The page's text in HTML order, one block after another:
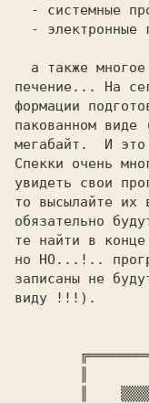
- системные
-
печение... На
формации
пакованном
мегабайт.  И
Спекки очень
увидеть свои
то высылайте
обязательно
те найти в
но НО...!..
записаны не
виду !!!).